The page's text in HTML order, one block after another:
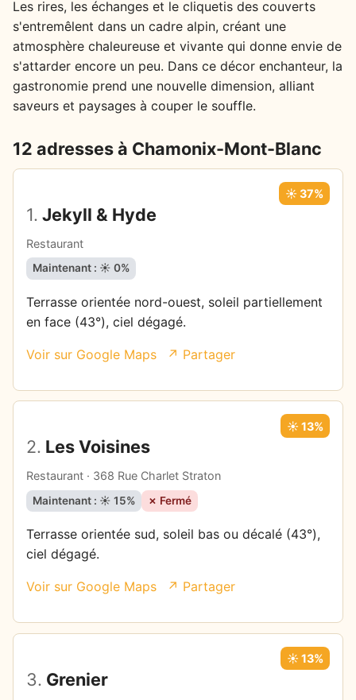
Les rires, les échanges et le cliquetis des couverts
s'entremêlent dans un cadre alpin, créant une
atmosphère chaleureuse et vivante qui donne envie de
s'attarder encore un peu. Dans ce décor enchanteur, la
gastronomie prend une nouvelle dimension, alliant
saveurs et paysages à couper le souffle.
12 adresses à Chamonix-Mont-Blanc
1. Jekyll & Hyde
Restaurant
☀️ 37%
Maintenant : ☀️ 0%
Terrasse orientée nord-ouest, soleil partiellement
en face (43°), ciel dégagé.
Voir sur Google Maps ↗ Partager
2. Les Voisines
Restaurant · 368 Rue Charlet Straton
☀️ 13%
Maintenant : ☀️ 15% ✗ Fermé
Terrasse orientée sud, soleil bas ou décalé (43°),
ciel dégagé.
Voir sur Google Maps ↗ Partager
3. Grenier
☀️ 13%